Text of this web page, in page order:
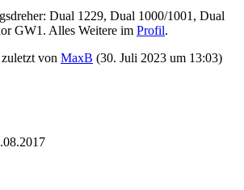
Dual 1229, Dual 1000/1001, Dual
GW1. Alles Weitere im Profil.
von MaxB (30. Juli 2023 um 13:03)